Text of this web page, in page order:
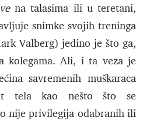
na talasima ili u teretani,
snimke svojih treninga
Valberg) jedino je što ga,
kolegama. Ali, i ta veza je
savremenih muškaraca
tela kao nešto što se
nije privilegija odabranih ili